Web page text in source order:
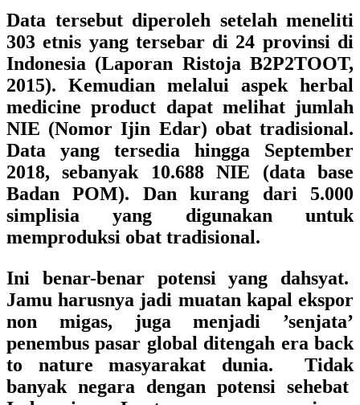
Data tersebut diperoleh setelah meneliti
303 etnis yang tersebar di 24 provinsi di
Indonesia (Laporan Ristoja B2P2TOOT,
2015). Kemudian melalui aspek herbal
medicine product dapat melihat jumlah
NIE (Nomor Ijin Edar) obat tradisional.
Data yang tersedia hingga September
2018, sebanyak 10.688 NIE (data base
Badan POM). Dan kurang dari 5.000
simplisia yang digunakan untuk
memproduksi obat tradisional.
Ini benar-benar potensi yang dahsyat.
Jamu harusnya jadi muatan kapal ekspor
non migas, juga menjadi ’senjata’
penembus pasar global ditengah era back
to nature masyarakat dunia. Tidak
banyak negara dengan potensi sehebat